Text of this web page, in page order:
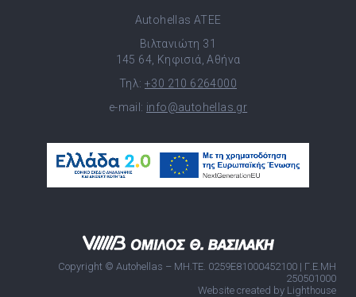
Autohellas ATEE
Βιλτανιώτη 31
145 64, Κηφισιά, Αθήνα
Τηλ: +30 210 6264000
e-mail: info@autohellas.gr
Copyright © Autohellas – ΜΗ.ΤΕ. 0259E81000452100 | Γ.Ε.ΜΗ
250501000
Website created by Lighthouse